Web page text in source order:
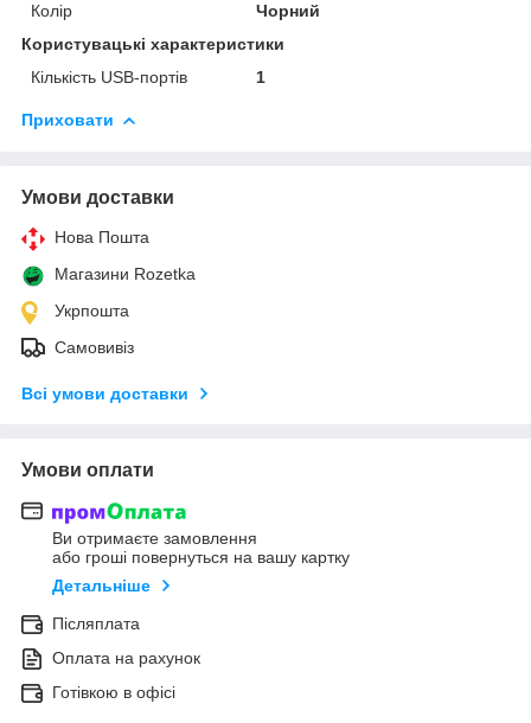
Колір
Чорний
Користувацькі характеристики
Кількість USB-портів
1
Приховати
Умови доставки
Нова Пошта
Магазини Rozetka
Укрпошта
Самовивіз
Всі умови доставки
Умови оплати
Ви отримаєте замовлення
або гроші повернуться на вашу картку
Детальніше
Післяплата
Оплата на рахунок
Готівкою в офісі